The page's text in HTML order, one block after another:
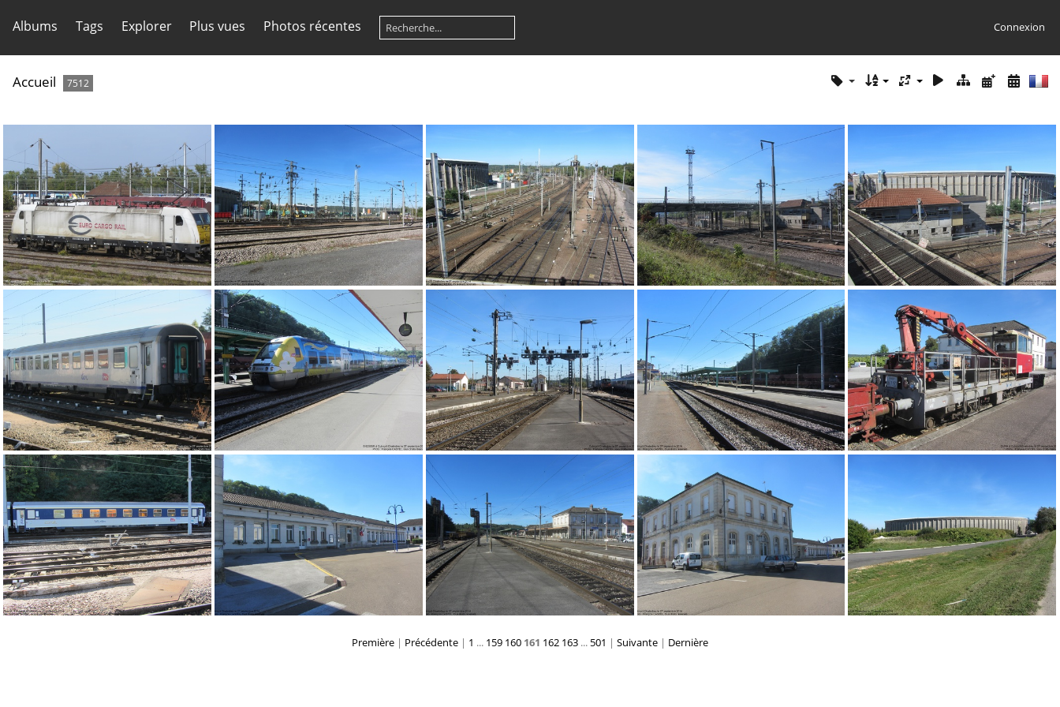
Albums Tags Explorer Plus vues Photos récentes Connexion
Accueil 7512
IMG 2930 IMG 2815 IMG 2820 IMG 2812 IMG 2808
IMG 2760 IMG 2744 IMG 2757 IMG 2749 IMG 2750
Première | Précédente | 1 ... 159 160 161 162 163 ... 501 | Suivante | Dernière